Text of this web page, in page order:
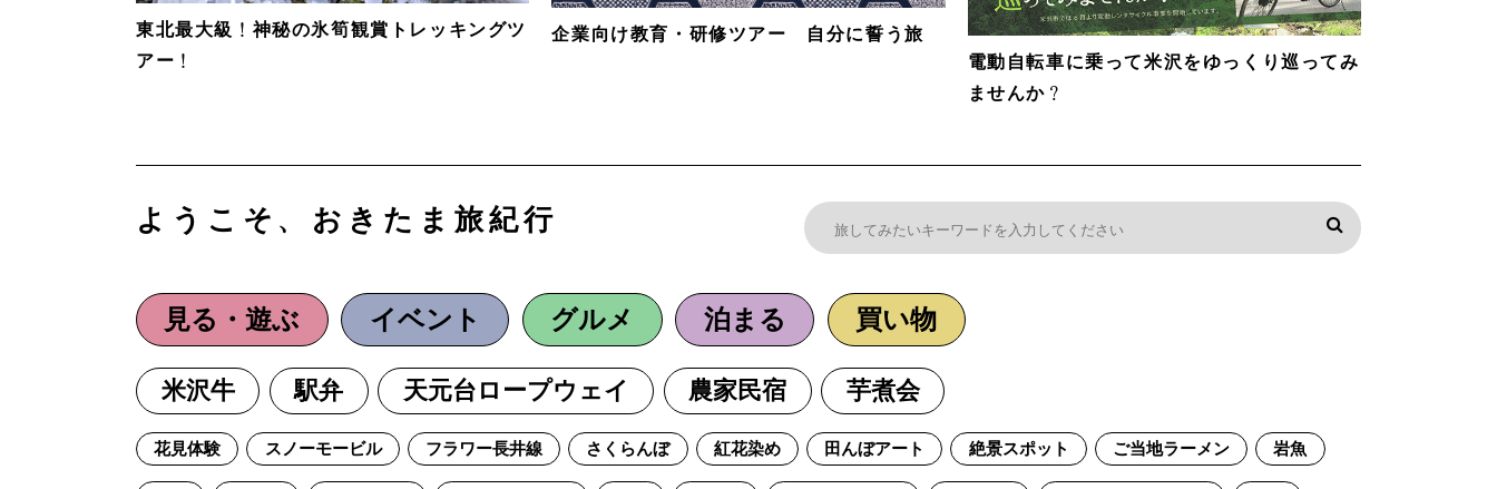
東北最大級！神秘の氷筍観賞トレッキングツ
アー！
企業向け教育・研修ツアー 自分に誓う旅
電動自転車に乗って米沢をゆっくり巡ってみ
ませんか？
ようこそ、おきたま旅紀行
見る・遊ぶ イベント グルメ 泊まる 買い物
米沢牛 駅弁 天元台ロープウェイ 農家民宿 芋煮会
花見体験 スノーモービル フラワー長井線 さくらんぼ 紅花染め 田んぼアート 絶景スポット ご当地ラーメン 岩魚